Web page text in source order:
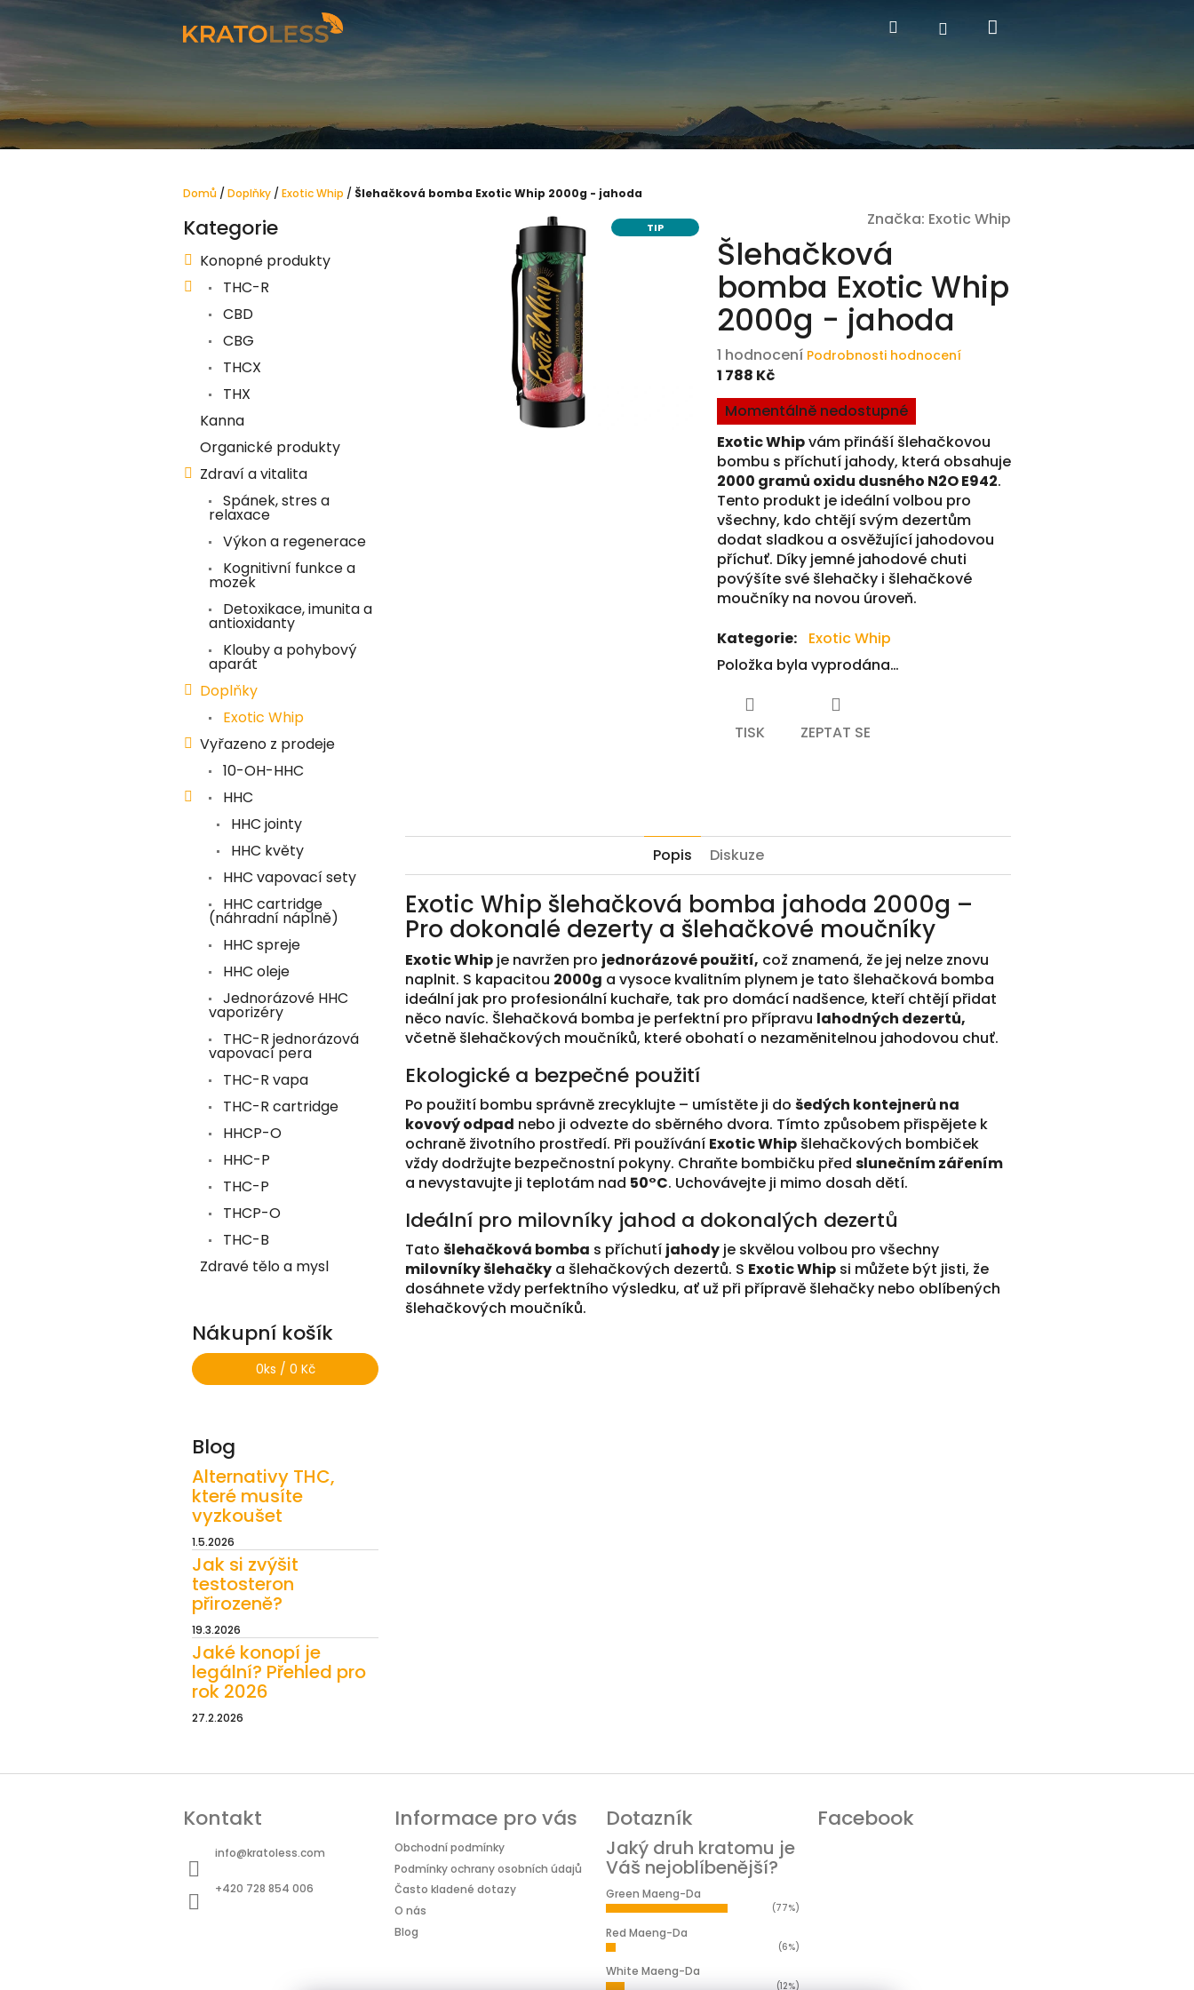
Přejít
HledatPřihlášení
Domů / Doplňky / Exotic Whip / Šlehačková bomba Exotic Whip 2000g - jahoda
o
a
n
Přeskočit
kategorie
Kategorie
Konopné produkty
THC-R
CBD
CBG
THCX
THX
Kanna
Organické produkty
Zdraví a vitalita
Spánek, stres a
relaxace
Výkon a regenerace
Kognitivní funkce a
mozek
Detoxikace, imunita a
antioxidanty
Klouby a pohybový
aparát
Doplňky
Exotic Whip
Vyřazeno z prodeje
10-OH-HHC
HHC
HHC jointy
HHC květy
HHC vapovací sety
HHC cartridge
(náhradní náplně)
HHC spreje
HHC oleje
Jednorázové HHC
vaporizéry
THC-R jednorázová
vapovací pera
THC-R vapa
THC-R cartridge
HHCP-O
HHC-P
THC-P
THCP-O
THC-B
Zdravé tělo a mysl
Nákupní košík
0ks / 0 Kč
Blog
Alternativy THC,
které musíte
vyzkoušet
1.5.2026
Jak si zvýšit
testosteron
přirozeně?
19.3.2026
Jaké konopí je
legální? Přehled pro
rok 2026
27.2.2026
TIP Značka: Exotic Whip
Šlehačková
bomba Exotic Whip
2000g - jahoda
Průměrné
hodnocení
produktu
je
5,0
z
5
hvězdiček.
1 hodnocení Podrobnosti hodnocení
1 788 Kč
Měrná
cena:
Momentálně nedostupné
Exotic Whipvám přináší šlehačkovou
bombu s příchutí jahody, která obsahuje
2000 gramů oxidu dusného N2O E942.
Tento produkt je ideální volbou pro
všechny, kdo chtějí svým dezertům
dodat sladkou a osvěžující jahodovou
příchuť. Díky jemné jahodové chuti
povýšíte své šlehačky i šlehačkové
moučníky na novou úroveň.
Kategorie:
Exotic Whip
Položka byla vyprodána…
TISK ZEPTAT SE
Popis Diskuze
Exotic Whip šlehačková bomba jahoda 2000g –
Pro dokonalé dezerty a šlehačkové moučníky
Exotic Whip je navržen pro jednorázové použití, což znamená, že jej nelze znovu
naplnit. S kapacitou 2000g a vysoce kvalitním plynem je tato šlehačková bomba
ideální jak pro profesionální kuchaře, tak pro domácí nadšence, kteří chtějí přidat
něco navíc. Šlehačková bomba je perfektní pro přípravu lahodných dezertů,
včetně šlehačkových moučníků, které obohatí o nezaměnitelnou jahodovou chuť.
Ekologické a bezpečné použití
Po použití bombu správně zrecyklujte – umístěte ji do šedých kontejnerů na
kovový odpad nebo ji odvezte do sběrného dvora. Tímto způsobem přispějete k
ochraně životního prostředí. Při používání Exotic Whip šlehačkových bombiček
vždy dodržujte bezpečnostní pokyny. Chraňte bombičku před slunečním zářením
a nevystavujte ji teplotám nad 50°C. Uchovávejte ji mimo dosah dětí.
Ideální pro milovníky jahod a dokonalých dezertů
Tato šlehačková bomba s příchutí jahody je skvělou volbou pro všechny
milovníky šlehačky a šlehačkových dezertů. S Exotic Whip si můžete být jisti, že
dosáhnete vždy perfektního výsledku, ať už při přípravě šlehačky nebo oblíbených
šlehačkových moučníků.
Kontakt
info@kratoless.com
+420 728 854 006
Informace pro vás
Obchodní podmínky
Podmínky ochrany osobních údajů
Často kladené dotazy
O nás
Blog
Dotazník
Jaký druh kratomu je
Váš nejoblíbenější?
Green Maeng-Da
(77%)
Red Maeng-Da
(6%)
White Maeng-Da
(12%)
Facebook